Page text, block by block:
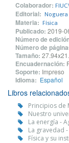
Colaborador:
Editorial:
Materia: Física
Publicado: 2019-
Número de
Número de
Tamaño:
Encuadernación:
Soporte: Impreso
Idioma: Español
Libros
Principios de
Nuestro
La energía -
La gravedad
Física y su